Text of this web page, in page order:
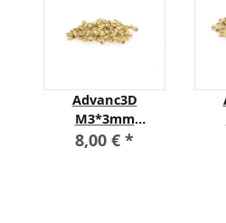
Advanc3D
M3*3mm
Gewindeeinsätze
8,00 € *